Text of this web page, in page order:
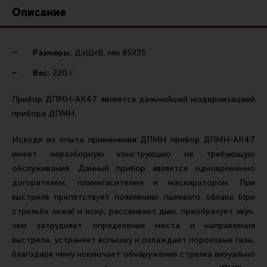
Ремни для IPSC
Стрелковые таймеры
Холощение и тренировки
Другие аксессуары IPSC
Пневматика
Стрелковые наушники
Кобуры
Подсумки
Перчатки
Разгрузочные системы и защита
Защита головы
Описание
Размеры: ДхШхВ, мм 85Х35
Вес: 220 г
Прибор ДПМН-АК47 является дальнейшей модернизацией
прибора ДПМН.
Исходя из опыта применения ДПМН прибор ДПМН-АК47
имеет неразборную конструкцию не требующую
обслуживания. Данный прибор является одновременно
догорателем, пламегасителем и маскиратором. При
выстреле препятствует появлению пылевого облака (при
стрельбе лежа) и искр, рассеивает дым, преобразует звук,
чем затрудняет определение места и направления
выстрела, устраняет вспышку и охлаждает пороховые газы,
благодаря чему исключает обнаружение стрелка визуально